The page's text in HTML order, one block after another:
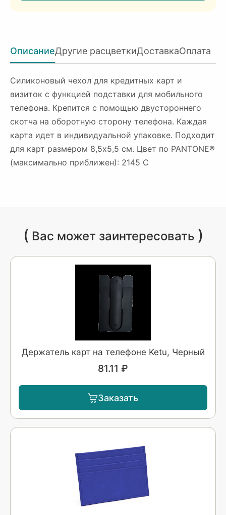
ОписаниеДругие расцветкиДоставкаОплата
Силиконовый чехол для кредитных карт и
визиток с функцией подставки для мобильного
телефона. Крепится с помощью двустороннего
скотча на оборотную сторону телефона. Каждая
карта идет в индивидуальной упаковке. Подходит
для карт размером 8,5x5,5 см. Цвет по PANTONE®
(максимально приближен): 2145 C
( Вас может заинтересовать )
Держатель карт на телефоне Ketu, Черный
81.11 ₽
Заказать